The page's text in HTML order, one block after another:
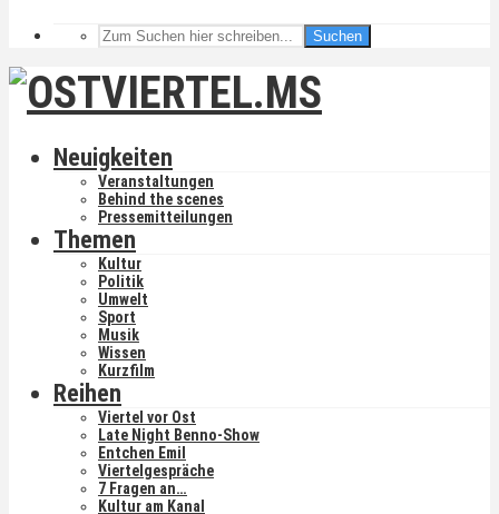
Suchen
Neuigkeiten
Veranstaltungen
Behind the scenes
Pressemitteilungen
Themen
Kultur
Politik
Umwelt
Sport
Musik
Wissen
Kurzfilm
Reihen
Viertel vor Ost
Late Night Benno-Show
Entchen Emil
Viertelgespräche
7 Fragen an…
Kultur am Kanal